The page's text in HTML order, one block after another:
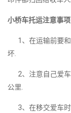
小桥车托运注意事项
1、在运输前要和
坏.
2、注意自己爱车
公里.
3、在移交爱车时